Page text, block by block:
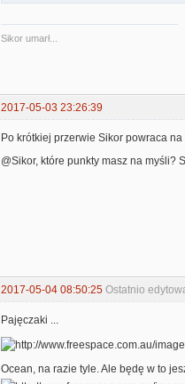
Sikor umarł...
2017-05-03 23:26:39
Po krótkiej przerwie Sikor powraca
@Sikor, które punkty masz na
2017-05-04 08:50:25 Ostatnio
Pajęczaki ...
Ocean, na razie tyle. Ale będę w to